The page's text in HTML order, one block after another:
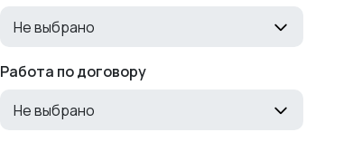
Не выбрано
Работа по договору
Не выбрано